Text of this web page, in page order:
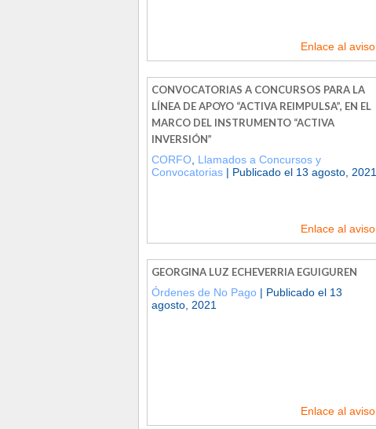
Enlace al aviso
CONVOCATORIAS A CONCURSOS PARA LA
LÍNEA DE APOYO “ACTIVA REIMPULSA”, EN EL
MARCO DEL INSTRUMENTO “ACTIVA
INVERSIÓN”
CORFO Llamados a Concursos y
Convocatorias | Publicado el 13 agosto, 2021
Enlace al aviso
GEORGINA LUZ ECHEVERRIA EGUIGUREN
Órdenes de No Pago | Publicado el 13
agosto, 2021
Enlace al aviso